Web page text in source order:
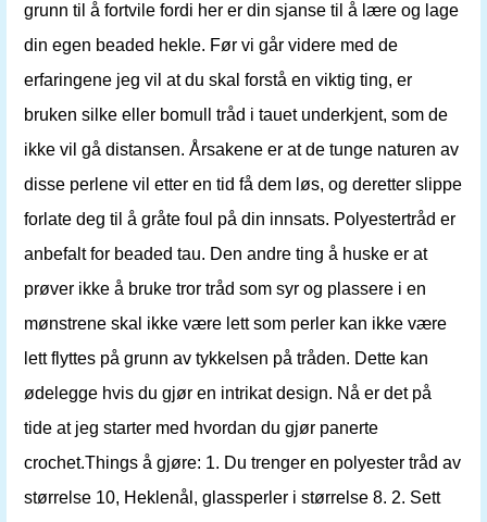
grunn til å fortvile fordi her er din sjanse til å lære og lage
din egen beaded hekle. Før vi går videre med de
erfaringene jeg vil at du skal forstå en viktig ting, er
bruken silke eller bomull tråd i tauet underkjent, som de
ikke vil gå distansen. Årsakene er at de tunge naturen av
disse perlene vil etter en tid få dem løs, og deretter slippe
forlate deg til å gråte foul på din innsats. Polyestertråd er
anbefalt for beaded tau. Den andre ting å huske er at
prøver ikke å bruke tror tråd som syr og plassere i en
mønstrene skal ikke være lett som perler kan ikke være
lett flyttes på grunn av tykkelsen på tråden. Dette kan
ødelegge hvis du gjør en intrikat design. Nå er det på
tide at jeg starter med hvordan du gjør panerte
crochet.Things å gjøre: 1. Du trenger en polyester tråd av
størrelse 10, Heklenål, glassperler i størrelse 8. 2. Sett